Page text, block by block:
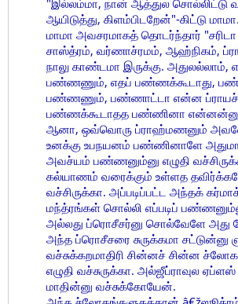
"இல்லம்மா, நான் ஆத்துல சொல்லிட்டு
ஆயிடுத்து, கிளம்பிடறேன்"-கிட்டு மாமா.
மாமா அவசரமாகத் தொடர்ந்தார்
சாஸ்த்ரம், வர்ணாச்ரமம், ஆஹ்நிகம்,
நாலு காண்டமா இருக்கு.
பண்ணணும், எதப் பண்ணக்கூடாது,
பண்ணணும், பண்ணாட்டா என்ன
பண்ணக்கூடாதத பண்ணினா என்னன்னு
ஆனா, ஒவ்வொரு ப்ராஹ்மணனும்
உனக்கு உபநயனம் பண்ணினாளே
அவச்யம் பண்ணனும்னு எழுதி
கல்யாணம் வரைக்கும் உள்ளத தவிர்க்கவே
வச்சிருக்கா. அப்படிப்பட்ட அந்தக்
மந்த்ரங்கள் சொல்லி எப்படிப்
அல்லது ப்ரொசீசர்னு சொல்வேளே அது
அந்த ப்ரொசீசரை சுருக்கமா சட்டுன்னு
வச்சுக்கறமாதிரி சின்னச் சின்ன
எழுதி வச்சுருக்கா. அல்ஜீப்ராவுல
மாதின்னு வச்சுக்கோயேன்.